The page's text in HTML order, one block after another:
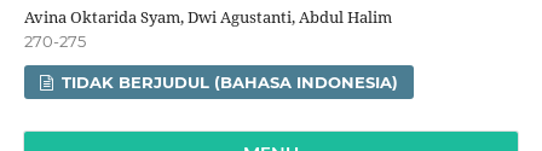
Avina Oktarida Syam, Dwi Agustanti, Abdul Halim
270-275
TIDAK BERJUDUL (BAHASA INDONESIA)